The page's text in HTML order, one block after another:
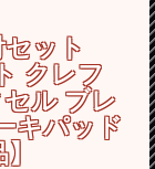
ット
クレフ
ル ブレ
キパッド